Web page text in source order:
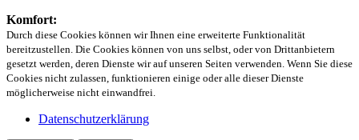
Komfort:
Durch diese Cookies können wir Ihnen eine erweiterte Funktionalität
bereitzustellen. Die Cookies können von uns selbst, oder von Drittanbietern
gesetzt werden, deren Dienste wir auf unseren Seiten verwenden. Wenn Sie diese
Cookies nicht zulassen, funktionieren einige oder alle dieser Dienste
möglicherweise nicht einwandfrei.
Datenschutzerklärung